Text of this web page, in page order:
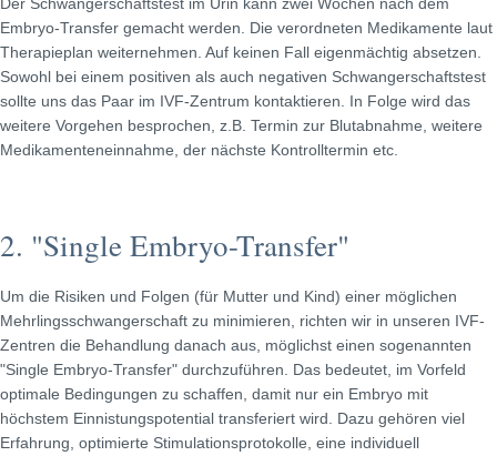
Embryo-Transfer gemacht werden. Die verordneten Medikamente laut
Therapieplan weiternehmen. Auf keinen Fall eigenmächtig absetzen.
Sowohl bei einem positiven als auch negativen Schwangerschaftstest
sollte uns das Paar im IVF-Zentrum kontaktieren. In Folge wird das
weitere Vorgehen besprochen, z.B. Termin zur Blutabnahme, weitere
Medikamenteneinnahme, der nächste Kontrolltermin etc.
2. "Single Embryo-Transfer"
Um die Risiken und Folgen (für Mutter und Kind) einer möglichen
Mehrlingsschwangerschaft zu minimieren, richten wir in unseren IVF-
Zentren die Behandlung danach aus, möglichst einen sogenannten
"Single Embryo-Transfer" durchzuführen. Das bedeutet, im Vorfeld
optimale Bedingungen zu schaffen, damit nur ein Embryo mit
höchstem Einnistungspotential transferiert wird. Dazu gehören viel
Erfahrung, optimierte Stimulationsprotokolle, eine individuell